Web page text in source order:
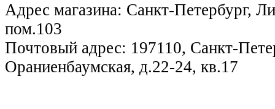
Адрес магазина: Санкт-Петербург,
пом.103
Почтовый адрес: 197110, Санкт-
Ораниенбаумская, д.22-24, кв.17